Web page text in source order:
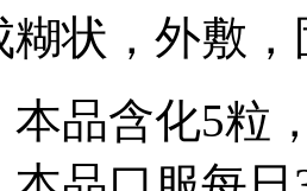
状，外敷
品含化5粒